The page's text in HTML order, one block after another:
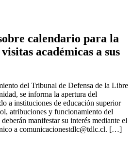
calendario para la
académicas a sus
del Tribunal de Defensa de la Libre
se informa la apertura del
a instituciones de educación superior
atribuciones y funcionamiento del
manifestar su interés mediante el
a comunicacionestdlc@tdlc.cl. […]